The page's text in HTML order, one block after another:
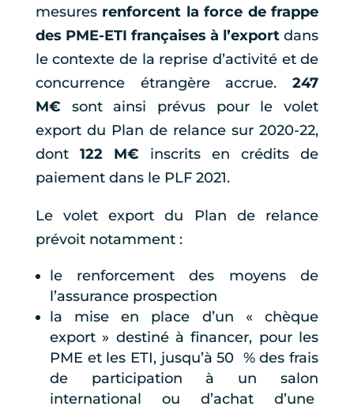
mesuresrenforcent la force de frappe
des PME-ETI françaises à l’export dans
le contexte de la reprise d’activité et de
concurrence étrangère accrue.247
M€ sont ainsi prévus pour le volet
export du Plan de relance sur 2020-22,
dont 122 M€ inscrits en crédits de
paiement dans le PLF 2021.
Le volet export du Plan de relance
prévoit notamment :
le renforcement des moyens de
l’assurance prospection
la mise en place d’un « chèque
export » destiné à financer, pour les
PME et les ETI, jusqu’à 50 % des frais
de participation à un salon
international ou d’achat d’une